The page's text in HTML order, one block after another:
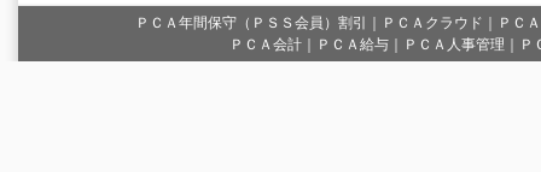
ＰＣＡ年間保守（ＰＳＳ会員）割引 ＰＣＡクラウド
ＰＣ
ＰＣＡ会計｜ＰＣＡ給与｜ＰＣＡ人事管理｜